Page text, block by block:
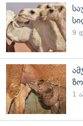
9
1